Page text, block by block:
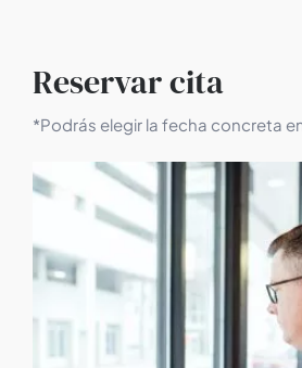
Reservar cita
*Podrás elegir la fecha concreta